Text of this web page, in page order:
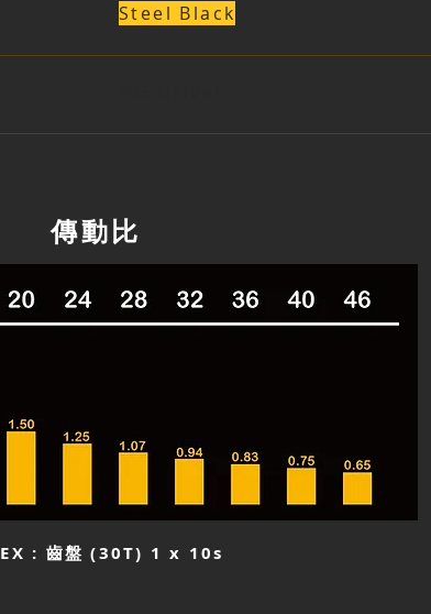
Steel Black
傳動比
EX : 齒盤 (30T) 1 x 10s